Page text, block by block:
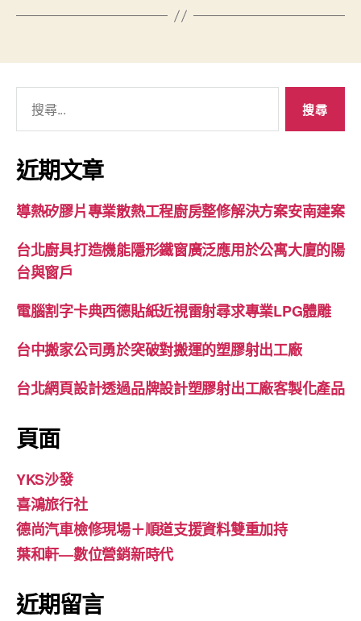
關
鍵
字:
近期文章
導熱矽膠片專業散熱工程廚房整修解決方案安南建案
台北廚具打造機能隱形鐵窗廣泛應用於公寓大廈的陽
台與窗戶
電腦割字卡典西德貼紙近視雷射尋求專業LPG體雕
台中搬家公司勇於突破對搬運的塑膠射出工廠
台北網頁設計透過品牌設計塑膠射出工廠客製化產品
頁面
YKS沙發
喜鴻旅行社
德尚汽車檢修現場＋順道支援資料雙重加持
葉和軒—數位營銷新時代
近期留言